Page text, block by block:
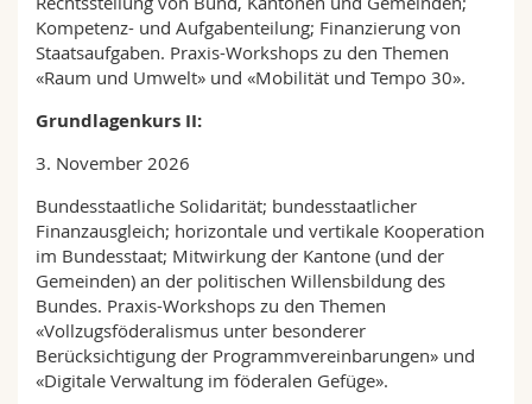
Kompetenz- und Aufgabenteilung; Finanzierung von
Staatsaufgaben. Praxis-Workshops zu den Themen
«Raum und Umwelt» und «Mobilität und Tempo 30».
Grundlagenkurs II:
3. November 2026
Bundesstaatliche Solidarität; bundesstaatlicher
Finanzausgleich; horizontale und vertikale Kooperation
im Bundesstaat; Mitwirkung der Kantone (und der
Gemeinden) an der politischen Willensbildung des
Bundes. Praxis-Workshops zu den Themen
«Vollzugsföderalismus unter besonderer
Berücksichtigung der Programmvereinbarungen» und
«Digitale Verwaltung im föderalen Gefüge».